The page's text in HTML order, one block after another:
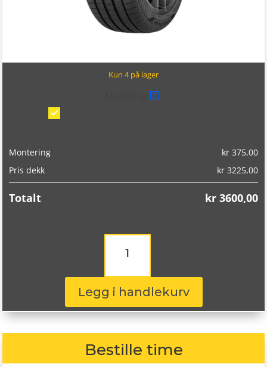
Kun 4 på lager
?
Montering kr375,00
Pris dekk
kr3225,00
Totalt kr3600,00
Goodyear
Eagle
Asymmetric
6
255/45R20
105Y
antall
Legg i handlekurv
Bestille time